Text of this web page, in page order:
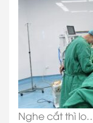
Nghe cắt thì